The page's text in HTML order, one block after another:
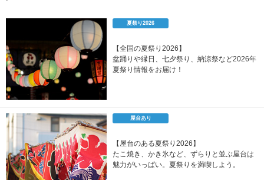
夏祭り2026
【全国の夏祭り2026】
盆踊りや縁日、七夕祭り、納涼祭など2026年
夏祭り情報をお届け！
屋台あり
【屋台のある夏祭り2026】
たこ焼き、かき氷など、ずらりと並ぶ屋台は
魅力がいっぱい。夏祭りを満喫しよう。